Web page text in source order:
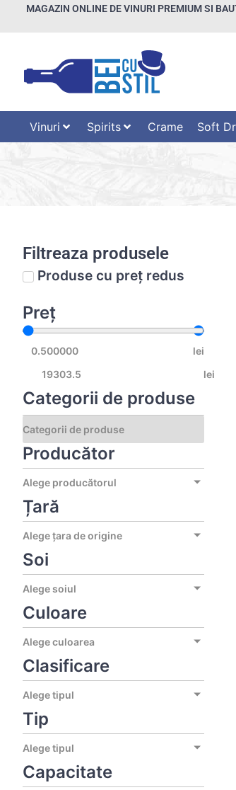
MAGAZIN ONLINE DE VINURI PREMIUM SI
Vinuri Spirits Crame Soft
Filtreaza produsele
Produse cu preț redus
Preț
lei
lei
Categorii de produse
Producător
Alege producătorul
Țară
Alege țara de origine
Soi
Alege soiul
Culoare
Alege culoarea
Clasificare
Alege tipul
Tip
Alege tipul
Capacitate